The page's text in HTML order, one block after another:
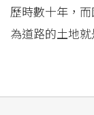
歷時數十年，
為道路的土地